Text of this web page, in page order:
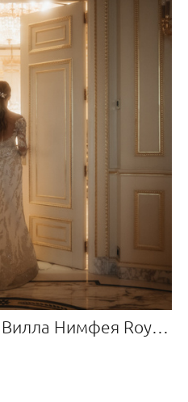
Константин и Ольга Вилла Нимфея Royal Residence — Отель Крымский Бриз